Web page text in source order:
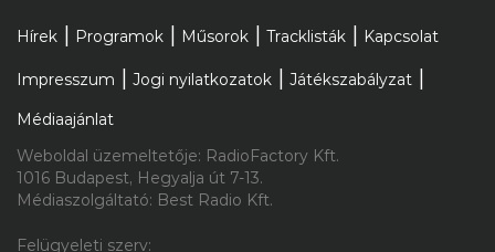
2026.08.07. 14:00
Az új James Bondnak teljesen
másnak kell lennie, mint Daniel
Craig
Hírek Programok Műsorok Tracklisták Kapcsolat
Impresszum Jogi nyilatkozatok
Játékszabályzat
Médiaajánlat
Weboldal üzemeltetője: RadioFactory Kft.
1016 Budapest, Hegyalja út 7-13.
Médiaszolgáltató: Best Radio Kft.
Felügyeleti szerv: